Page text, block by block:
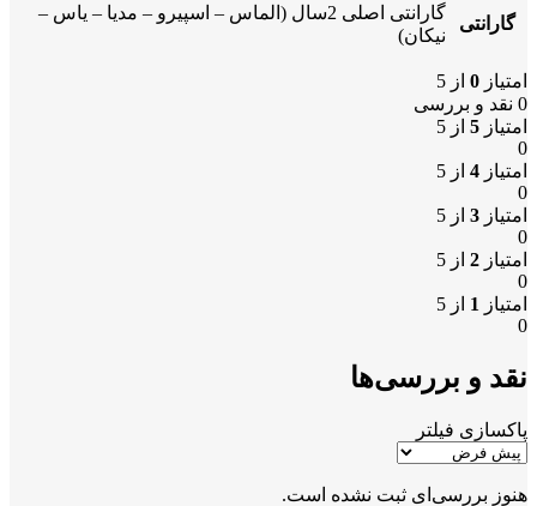
گارانتی
گارانتی اصلی 2سال (الماس – اسپیرو – مدیا – یاس –
نیکان)
امتیاز 0 از 5
0 نقد و بررسی
امتیاز 5 از 5
0
امتیاز 4 از 5
0
امتیاز 3 از 5
0
امتیاز 2 از 5
0
امتیاز 1 از 5
0
نقد و بررسی‌ها
پاکسازی فیلتر
هنوز بررسی‌ای ثبت نشده است.